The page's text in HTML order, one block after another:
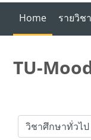
Home รายวิช
TU-
Course